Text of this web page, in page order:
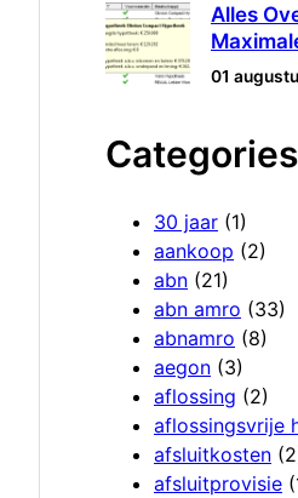
Alles
01
Categories
30 jaar (1)
aankoop (2)
abn (21)
abn amro (33)
abnamro (8)
aegon (3)
aflossing (2)
aflossingsvrije
afsluitkosten
afsluitprovisie